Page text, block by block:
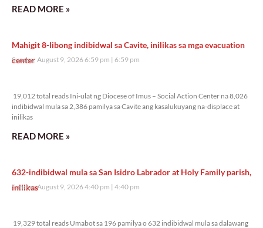
READ MORE »
Mahigit 8-libong indibidwal sa Cavite, inilikas sa mga evacuation
center
Sunday, August 9, 2026 6:59 pm 6:59 pm
19,012 total reads Ini-ulat ng Diocese of Imus – Social Action Center na 8,026
indibidwal mula sa 2,386 pamilya sa Cavite ang kasalukuyang na-displace at
inilikas
READ MORE »
632-indibidwal mula sa San Isidro Labrador at Holy Family parish,
inilikas
Sunday, August 9, 2026 4:40 pm 4:40 pm
19,329 total reads Umabot sa 196 pamilya o 632 indibidwal mula sa dalawang